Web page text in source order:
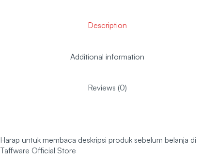
Description
Additional information
Reviews (0)
Harap untuk membaca deskripsi produk sebelum belanja di
Taffware Official Store